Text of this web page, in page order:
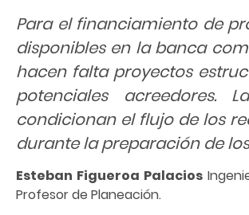
Para el financiamiento de
disponibles en la banca
hacen falta proyectos
potenciales acreedores.
condicionan el flujo de los
durante la preparación de
Esteban Figueroa Palacios
Profesor de Planeación.